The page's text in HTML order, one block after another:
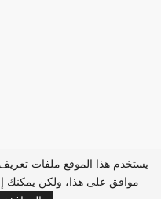
يستخدم هذا الموقع ملفات
موافق على هذا، ولكن يمكنك